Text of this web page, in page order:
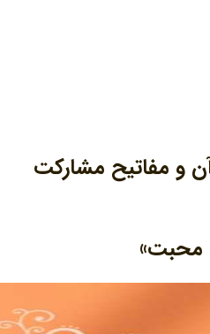
قرآن و مفاتیح مشارکت
محبت»